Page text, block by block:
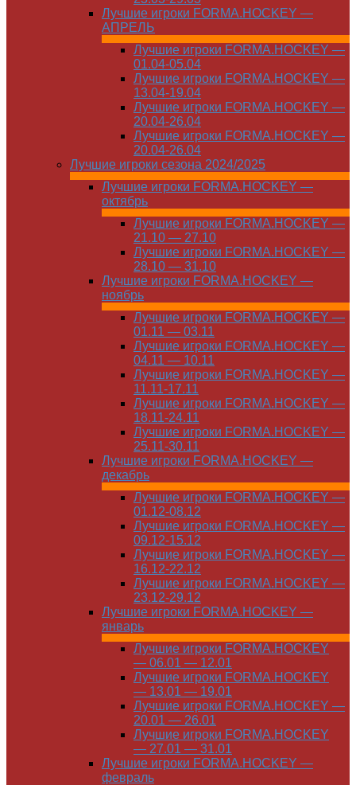
Лучшие игроки FORMA.HOCKEY —
АПРЕЛЬ
Лучшие игроки FORMA.HOCKEY —
01.04-05.04
Лучшие игроки FORMA.HOCKEY —
13.04-19.04
Лучшие игроки FORMA.HOCKEY —
20.04-26.04
Лучшие игроки FORMA.HOCKEY —
20.04-26.04
Лучшие игроки сезона 2024/2025
Лучшие игроки FORMA.HOCKEY —
октябрь
Лучшие игроки FORMA.HOCKEY —
21.10 — 27.10
Лучшие игроки FORMA.HOCKEY —
28.10 — 31.10
Лучшие игроки FORMA.HOCKEY —
ноябрь
Лучшие игроки FORMA.HOCKEY —
01.11 — 03.11
Лучшие игроки FORMA.HOCKEY —
04.11 — 10.11
Лучшие игроки FORMA.HOCKEY —
11.11-17.11
Лучшие игроки FORMA.HOCKEY —
18.11-24.11
Лучшие игроки FORMA.HOCKEY —
25.11-30.11
Лучшие игроки FORMA.HOCKEY —
декабрь
Лучшие игроки FORMA.HOCKEY —
01.12-08.12
Лучшие игроки FORMA.HOCKEY —
09.12-15.12
Лучшие игроки FORMA.HOCKEY —
16.12-22.12
Лучшие игроки FORMA.HOCKEY —
23.12-29.12
Лучшие игроки FORMA.HOCKEY —
январь
Лучшие игроки FORMA.HOCKEY
— 06.01 — 12.01
Лучшие игроки FORMA.HOCKEY
— 13.01 — 19.01
Лучшие игроки FORMA.HOCKEY —
20.01 — 26.01
Лучшие игроки FORMA.HOCKEY
— 27.01 — 31.01
Лучшие игроки FORMA.HOCKEY —
февраль